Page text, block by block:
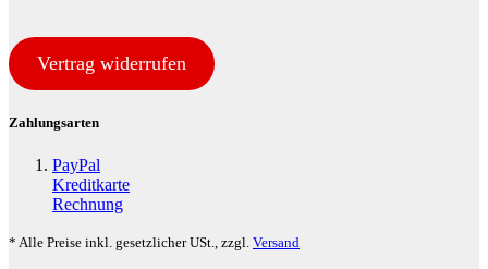
Vertrag widerrufen
Zahlungsarten
PayPal
Kreditkarte
Rechnung
* Alle Preise inkl. gesetzlicher USt., zzgl. Versand